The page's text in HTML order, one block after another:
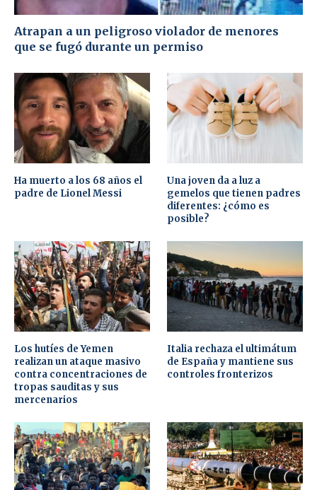
Atrapan a un peligroso violador de menores
que se fugó durante un permiso
Ha muerto a los 68 años el
padre de Lionel Messi
Una joven da a luz a
gemelos que tienen padres
diferentes: ¿cómo es
posible?
Los hutíes de Yemen
realizan un ataque masivo
contra concentraciones de
tropas sauditas y sus
mercenarios
Italia rechaza el ultimátum
de España y mantiene sus
controles fronterizos